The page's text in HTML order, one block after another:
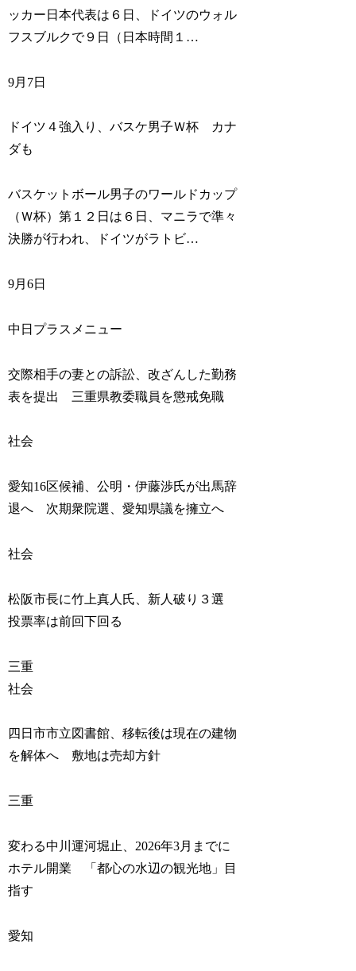
ッカー日本代表は６日、ドイツのウォル
フスブルクで９日（日本時間１…
9月7日
ドイツ４強入り、バスケ男子Ｗ杯 カナ
ダも
バスケットボール男子のワールドカップ
（Ｗ杯）第１２日は６日、マニラで準々
決勝が行われ、ドイツがラトビ…
9月6日
中日プラスメニュー
交際相手の妻との訴訟、改ざんした勤務
表を提出 三重県教委職員を懲戒免職
社会
愛知16区候補、公明・伊藤渉氏が出馬辞
退へ 次期衆院選、愛知県議を擁立へ
社会
松阪市長に竹上真人氏、新人破り３選
投票率は前回下回る
三重
社会
四日市市立図書館、移転後は現在の建物
を解体へ 敷地は売却方針
三重
変わる中川運河堀止、2026年3月までに
ホテル開業 「都心の水辺の観光地」目
指す
愛知